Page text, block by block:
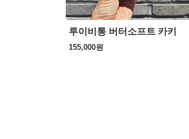
루이비통 버터소프트 카키
155,000원